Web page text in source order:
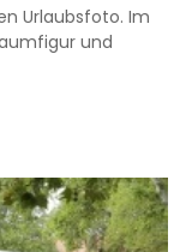
Urlaubsfoto. Im
und